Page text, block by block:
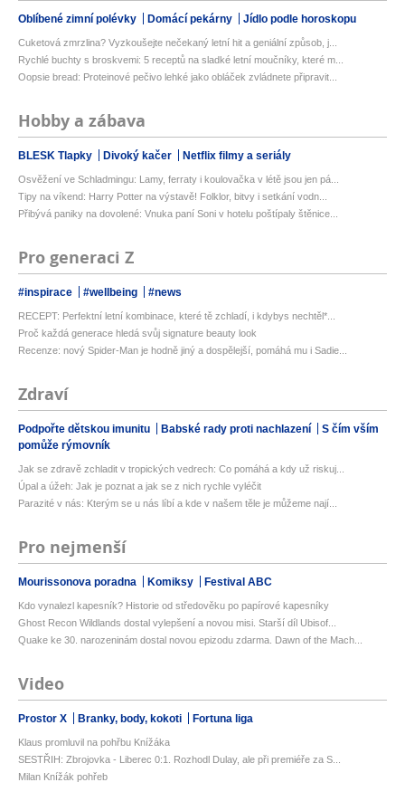
Oblíbené zimní polévky Domácí pekárny Jídlo podle horoskopu
Cuketová zmrzlina? Vyzkoušejte nečekaný letní hit a geniální způsob, j...
Rychlé buchty s broskvemi: 5 receptů na sladké letní moučníky, které m...
Oopsie bread: Proteinové pečivo lehké jako obláček zvládnete připravit...
Hobby a zábava
BLESK Tlapky Divoký kačer Netflix filmy a seriály
Osvěžení ve Schladmingu: Lamy, ferraty i koulovačka v létě jsou jen pá...
Tipy na víkend: Harry Potter na výstavě! Folklor, bitvy i setkání vodn...
Přibývá paniky na dovolené: Vnuka paní Soni v hotelu poštípaly štěnice...
Pro generaci Z
#inspirace #wellbeing #news
RECEPT: Perfektní letní kombinace, které tě zchladí, i kdybys nechtěl*...
Proč každá generace hledá svůj signature beauty look
Recenze: nový Spider-Man je hodně jiný a dospělejší, pomáhá mu i Sadie...
Zdraví
Podpořte dětskou imunitu Babské rady proti nachlazení
S čím vším
pomůže rýmovník
Jak se zdravě zchladit v tropických vedrech: Co pomáhá a kdy už riskuj...
Úpal a úžeh: Jak je poznat a jak se z nich rychle vyléčit
Parazité v nás: Kterým se u nás líbí a kde v našem těle je můžeme nají...
Pro nejmenší
Mourissonova poradna Komiksy Festival ABC
Kdo vynalezl kapesník? Historie od středověku po papírové kapesníky
Ghost Recon Wildlands dostal vylepšení a novou misi. Starší díl Ubisof...
Quake ke 30. narozeninám dostal novou epizodu zdarma. Dawn of the Mach...
Video
Prostor X Branky, body, kokoti Fortuna liga
Klaus promluvil na pohřbu Knížáka
SESTŘIH: Zbrojovka - Liberec 0:1. Rozhodl Dulay, ale při premiéře za S...
Milan Knížák pohřeb